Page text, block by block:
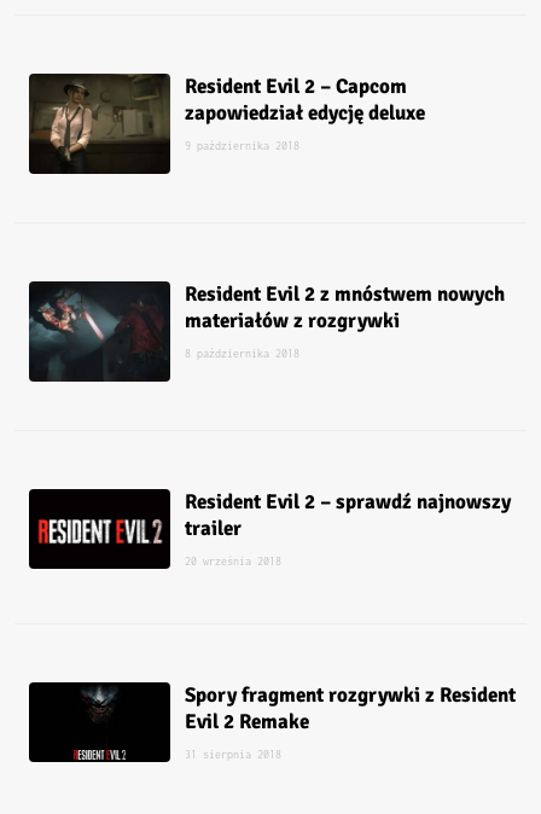
Resident Evil 2 – Capcom
zapowiedział edycję deluxe
9 października 2018
Resident Evil 2 z mnóstwem nowych
materiałów z rozgrywki
8 października 2018
Resident Evil 2 – sprawdź najnowszy
trailer
20 września 2018
Spory fragment rozgrywki z Resident
Evil 2 Remake
31 sierpnia 2018